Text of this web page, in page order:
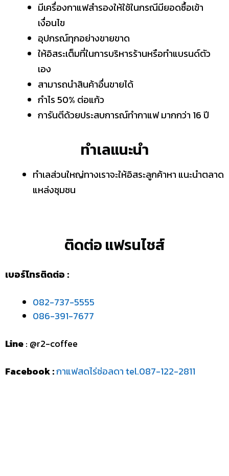
มีเครื่องกาแฟสำรองให้ใช้ในกรณีมียอดซื้อเข้า
เงื่อนไข
อุปกรณ์ทุกอย่างขายขาด
ให้อิสระเต็มที่ในการบริหารร้านหรือทำแบรนด์ตัว
เอง
สามารถนำสินค้าอื่นขายได้
กำไร 50% ต่อแก้ว
การันตีด้วยประสบการณ์ทำกาแฟ มากกว่า 16 ปี
ทำเลแนะนำ
ทำเลส่วนใหญ่ทางเราจะให้อิสระลูกค้าหา แนะนำตลาด
แหล่งชุมชน
ติดต่อ แฟรนไชส์
เบอร์โทรติดต่อ :
082-737-5555
086-391-7677
Line: @r2-coffee
Facebook :กาแฟสดไร่ช่อลดา tel.087-122-2811